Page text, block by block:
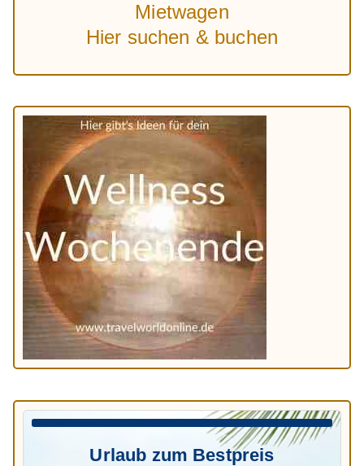
Mietwagen
Hier suchen & buchen
Urlaub zum Bestpreis